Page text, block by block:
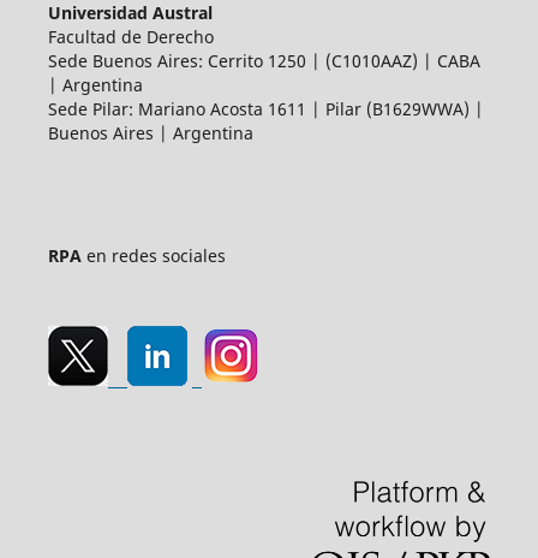
Universidad Austral
Facultad de Derecho
Sede Buenos Aires: Cerrito 1250 | (C1010AAZ) | CABA
| Argentina
Sede Pilar: Mariano Acosta 1611 | Pilar (B1629WWA) |
Buenos Aires | Argentina
RPAen redes sociales